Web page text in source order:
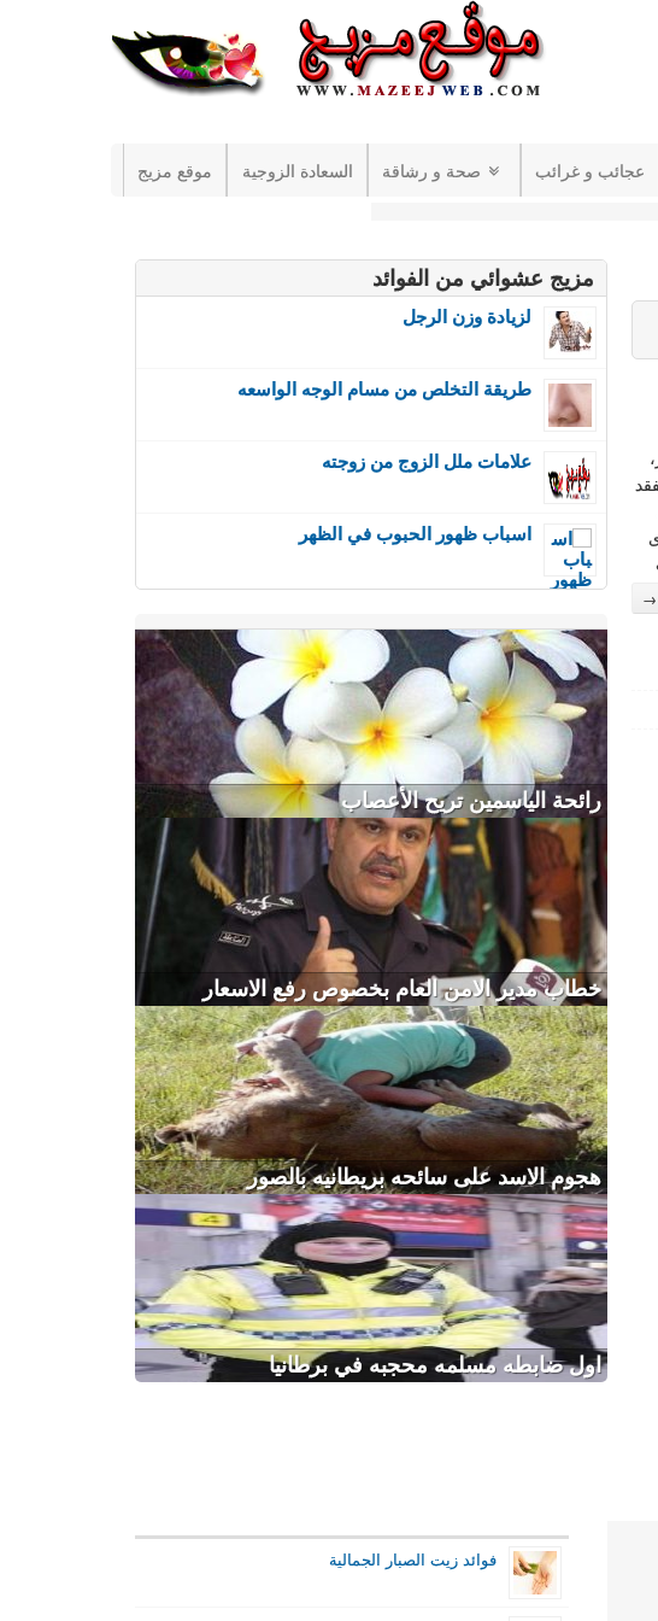
موقع مزيج السعادة الزوجية صحة و رشاقة عجائب و غرائب
→
مزيج عشوائي من الفوائد
لزيادة وزن الرجل
طريقة التخلص من مسام الوجه الواسعه
علامات ملل الزوج من زوجته
اسباب ظهور الحبوب في الظهر
رائحة الياسمين تريح الأعصاب
خطاب مدير الامن العام بخصوص رفع الاسعار
هجوم الاسد على سائحه بريطانيه بالصور
اول ضابطه مسلمه محجبه في برطانيا
فوائد زيت الصبار الجمالية